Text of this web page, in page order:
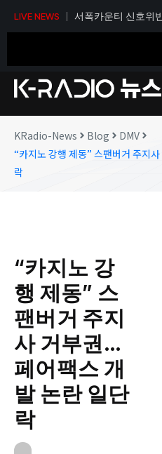
LIVE NEWS
서폭카운티 신호위
당 티켓 1건당 36달
KRadio-News Blog
DMV
“카지노 강행 제동” 스팬버거 주지
락
“카지노 강
행 제동” 스
팬버거 주지
사 거부권…
페어팩스 개
발 논란 일단
락